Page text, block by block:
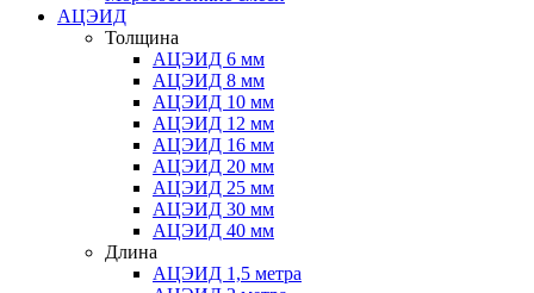
АЦЭИД
Толщина
АЦЭИД 6 мм
АЦЭИД 8 мм
АЦЭИД 10 мм
АЦЭИД 12 мм
АЦЭИД 16 мм
АЦЭИД 20 мм
АЦЭИД 25 мм
АЦЭИД 30 мм
АЦЭИД 40 мм
Длина
АЦЭИД 1,5 метра